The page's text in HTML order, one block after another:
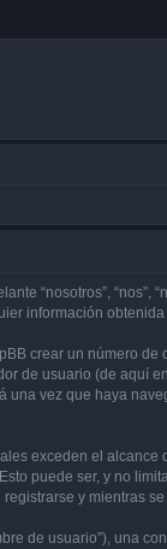
“nosotros”, “nos”,
información
crear un número
de usuario (de aquí
vez que haya
exceden el
puede ser, y no
y mientras
de usuario”), una